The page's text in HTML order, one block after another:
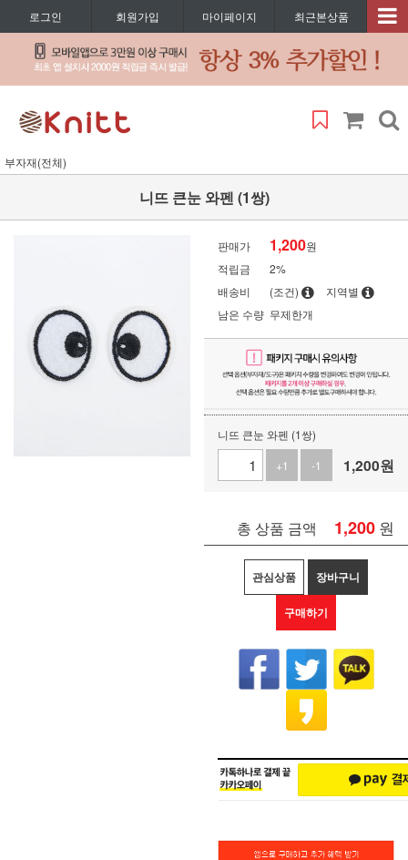
로그인 회원가입 마이페이지 최근본상품
부자재(전체)
니뜨 큰눈 와펜 (1쌍)
판매가 1,200원
적립금
2%
배송비
(조건)
지역별
남은 수량 무제한개
니뜨 큰눈 와펜 (1쌍)
+1
-1 1,200원
총 상품 금액 1,200 원
관심상품 장바구니
구매하기